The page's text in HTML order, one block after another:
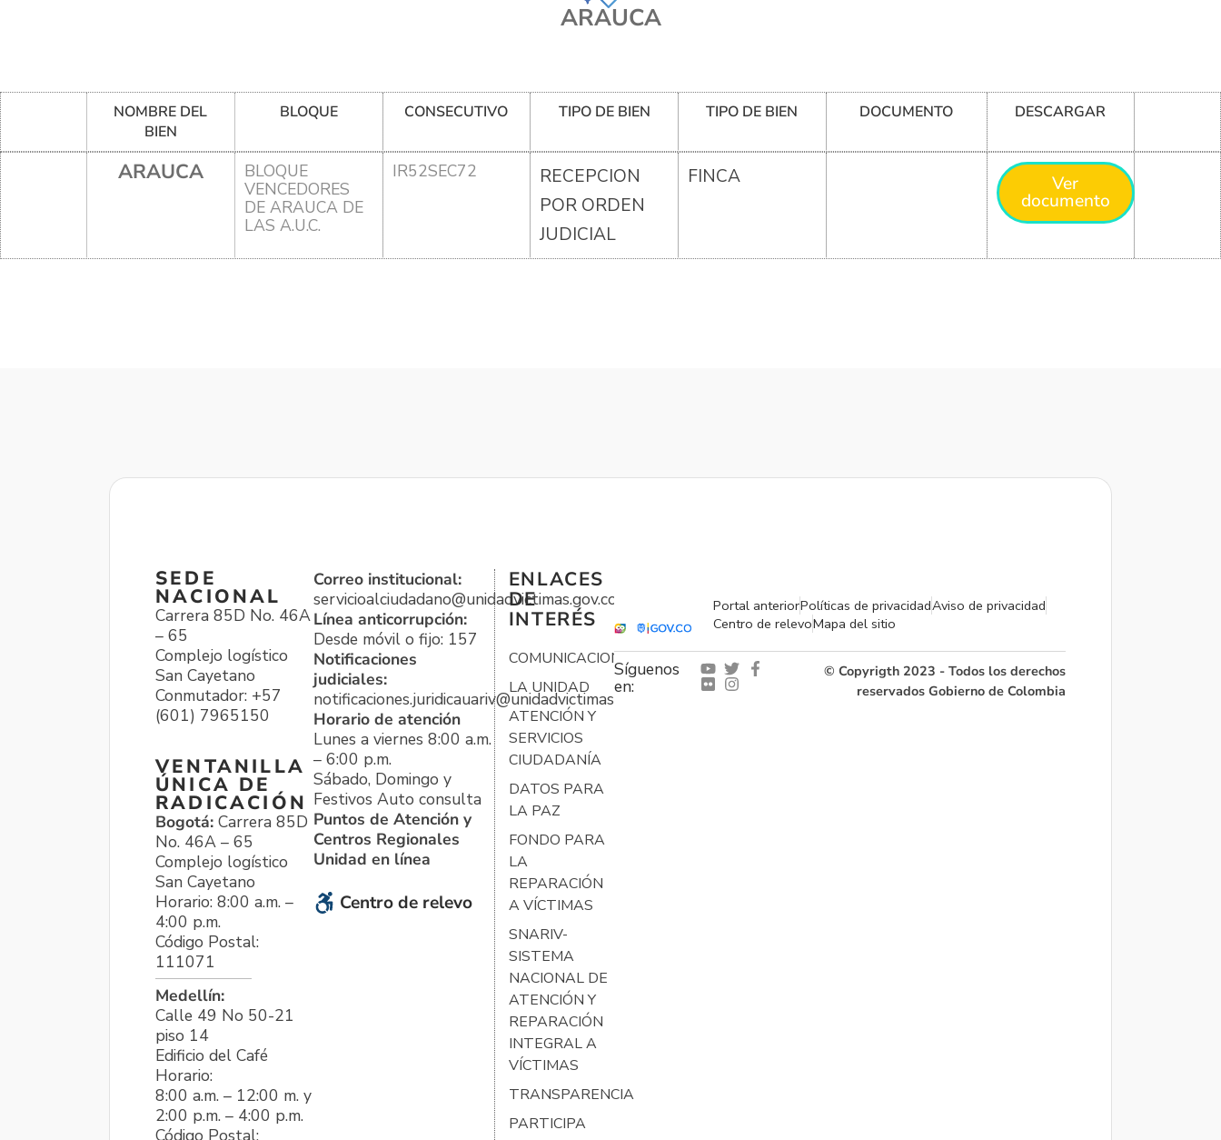
ARAUCA
NOMBRE DEL
BIEN
BLOQUE CONSECUTIVO TIPO DE BIEN TIPO DE BIEN DOCUMENTO DESCARGAR
ARAUCA
BLOQUE
VENCEDORES
DE ARAUCA DE
LAS A.U.C.
IR52SEC72
RECEPCION
POR ORDEN
JUDICIAL
FINCA Ver
documento
SEDE
NACIONAL
Carrera 85D No. 46A
– 65
Complejo logístico
San Cayetano
Conmutador: +57
(601) 7965150
VENTANILLA
ÚNICA DE
RADICACIÓN
Bogotá: Carrera 85D
No. 46A – 65
Complejo logístico
San Cayetano
Horario: 8:00 a.m. –
4:00 p.m.
Código Postal:
111071
Medellín:
Calle 49 No 50-21
piso 14
Edificio del Café
Horario:
8:00 a.m. – 12:00 m. y
2:00 p.m. – 4:00 p.m.
Correo institucional:
servicioalciudadano@unidadvictimas.gov.co
Línea anticorrupción:
Desde móvil o fijo: 157
Notificaciones
judiciales:
notificaciones.juridicauariv@unidadvictimas.gov.co
Horario de atención
Lunes a viernes 8:00 a.m.
– 6:00 p.m.
Sábado, Domingo y
Festivos Auto consulta
Puntos de Atención y
Centros Regionales
Unidad en línea
Centro de relevo
ENLACES
DE
INTERÉS
COMUNICACIONES
LA UNIDAD
ATENCIÓN Y
SERVICIOS
CIUDADANÍA
DATOS PARA
LA PAZ
FONDO PARA
LA
REPARACIÓN
A VÍCTIMAS
SNARIV-
SISTEMA
NACIONAL DE
ATENCIÓN Y
REPARACIÓN
INTEGRAL A
VÍCTIMAS
TRANSPARENCIA
PARTICIPA
Portal anteriorPolíticas de privacidadAviso de privacidad
Centro de relevoMapa del sitio
Síguenos
en:
© Copyrigth 2023 - Todos los derechos
reservados Gobierno de Colombia